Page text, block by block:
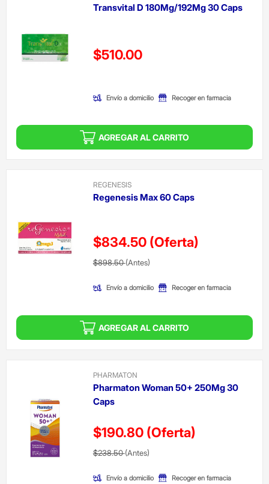
Transvital D 180Mg/192Mg 30 Caps
Precio reducido de
$510.00
Envío a domicilio Recoger en farmacia
AGREGAR AL CARRITO
REGENESIS
Regenesis Max 60 Caps
$834.50 (Oferta)
Precio reducido de
$898.50(Antes)(Oferta)
Envío a domicilio Recoger en farmacia
AGREGAR AL CARRITO
PHARMATON
Pharmaton Woman 50+ 250Mg 30
Caps
$190.80 (Oferta)
Precio reducido de
$238.50(Antes)(Oferta)
Envío a domicilio Recoger en farmacia